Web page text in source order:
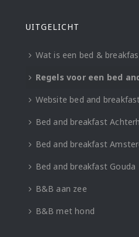
UITGELICHT
Wat is een bed &
Regels voor een bed
Website bed and
Bed and breakfast
Bed and breakfast
Bed and breakfast Gouda
B&B aan zee
B&B met hond